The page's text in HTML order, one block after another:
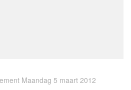
Maandag 5 maart 2012